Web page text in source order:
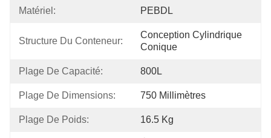
Matériel: PEBDL
Structure Du Conteneur:
Conception Cylindrique
Conique
Plage De Capacité: 800L
Plage De Dimensions: 750 Millimètres
Plage De Poids: 16.5 Kg